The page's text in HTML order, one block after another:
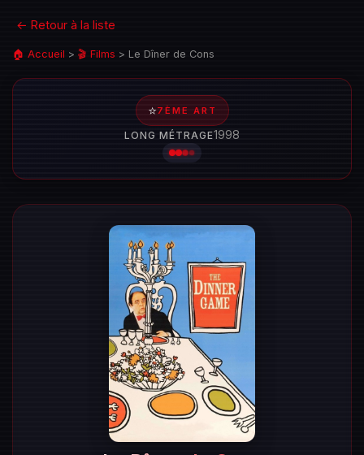
← Retour à la liste
🏠 Accueil > 🎬 Films > Le Dîner de Cons
⭐7ÈME ART
LONG MÉTRAGE1998